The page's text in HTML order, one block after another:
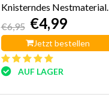
Knisterndes Nestmaterial
200 Gramm
€6,95 €4,99
Jetzt bestellen
AUF LAGER